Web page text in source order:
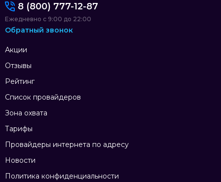
Акции
Отзывы
Рейтинг
Список провайдеров
Зона охвата
Тарифы
Провайдеры интернета по адресу
Новости
Политика конфиденциальности
8 (800) 777-12-87
Ежедневно с 9:00 до 22:00
Обратный звонок